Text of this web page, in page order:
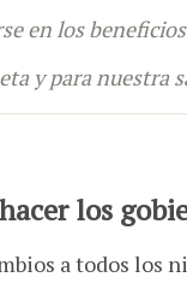
en los
y para nuestra
los
a todos los